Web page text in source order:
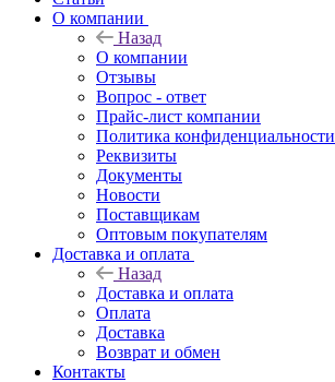
О компании
Назад
О компании
Отзывы
Вопрос - ответ
Прайс-лист компании
Политика конфиденциальности
Реквизиты
Документы
Новости
Поставщикам
Оптовым покупателям
Доставка и оплата
Назад
Доставка и оплата
Оплата
Доставка
Возврат и обмен
Контакты